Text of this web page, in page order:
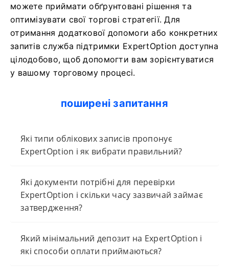
можете приймати обґрунтовані рішення та
оптимізувати свої торгові стратегії. Для
отримання додаткової допомоги або конкретних
запитів служба підтримки ExpertOption доступна
цілодобово, щоб допомогти вам зорієнтуватися
у вашому торговому процесі.
поширені запитання
Які типи облікових записів пропонує
ExpertOption і як вибрати правильний?
Які документи потрібні для перевірки
ExpertOption і скільки часу зазвичай займає
затвердження?
Який мінімальний депозит на ExpertOption і
які способи оплати приймаються?